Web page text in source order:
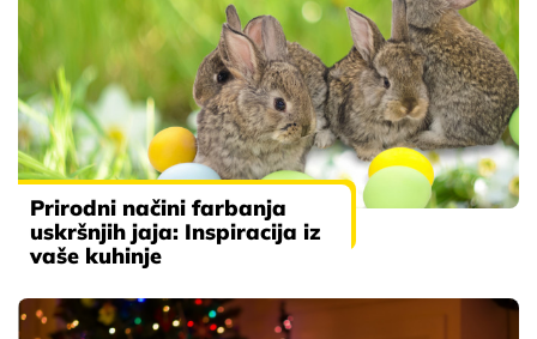
Prirodni načini farbanja
uskršnjih jaja: Inspiracija iz
vaše kuhinje